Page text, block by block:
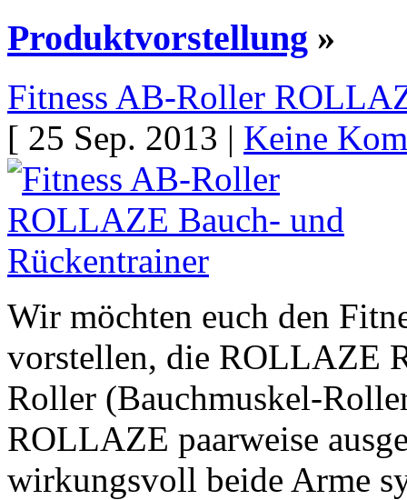
Produktvorstellung »
Fitness AB-Roller
[ 25 Sep. 2013 | Keine
Wir möchten euch den
vorstellen, die ROLLAZE
Roller (Bauchmuskel-
ROLLAZE paarweise
wirkungsvoll beide Arme